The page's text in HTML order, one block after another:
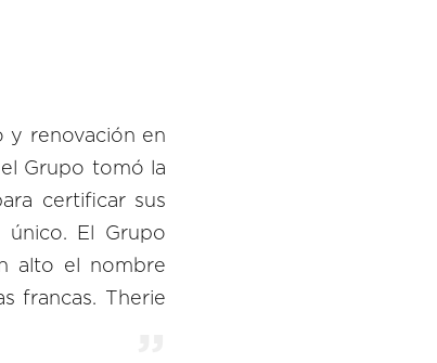
y renovación en
Grupo tomó la
certificar sus
único. El Grupo
alto el nombre
francas. Therie